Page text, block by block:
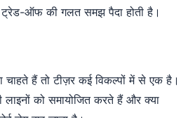
ऑफ की गलत समझ पैदा होती है।
चाहते हैं तो टीज़र कई विकल्पों में से एक है।
को समायोजित करते हैं और क्या